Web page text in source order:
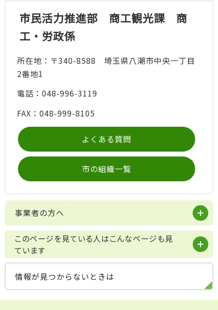
市民活力推進部 商工観光課 商
工・労政係
所在地：〒340-8588 埼玉県八潮市中央一丁目
2番地1
電話：048-996-3119
FAX：048-999-8105
よくある質問
市の組織一覧
事業者の方へ
このページを見ている人はこんなページも見
ています
情報が見つからないときは